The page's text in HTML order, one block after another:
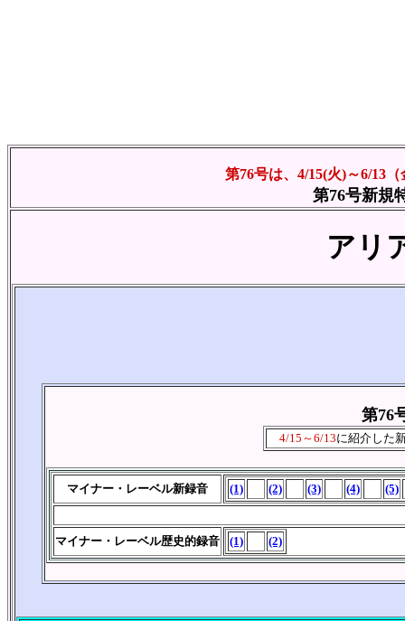
第76号は、4/15(火)～6/13
第76号新規
アリ
第76
4/15～6/13に紹介した
マイナー・レーベル新録音 (1) (2) (3) (4) (5)
マイナー・レーベル歴史的録音 (1) (2)